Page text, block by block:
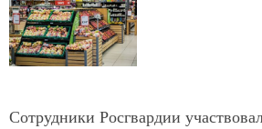
Сотрудники Росгвардии